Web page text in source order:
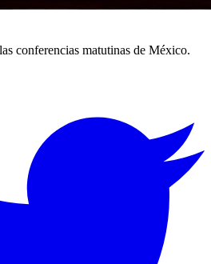
conferencias matutinas de México.